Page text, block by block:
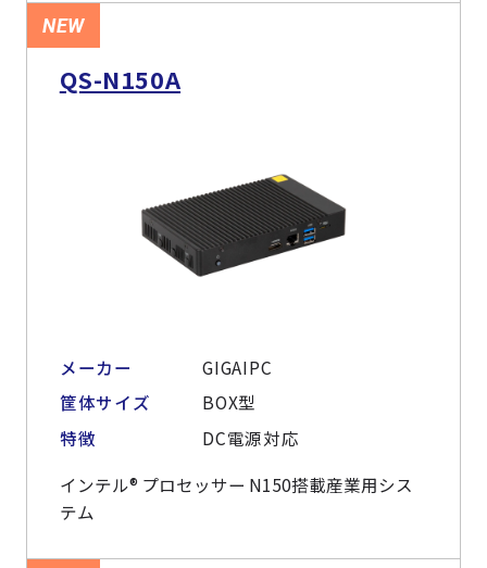
NEW
QS-N150A
メーカー
GIGAIPC
筐体サイズ
BOX型
特徴
DC電源対応
インテル® プロセッサー N150搭載産業用シス
テム